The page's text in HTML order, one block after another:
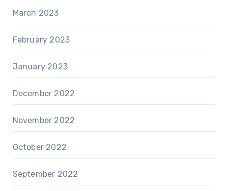
March 2023
February 2023
January 2023
December 2022
November 2022
October 2022
September 2022